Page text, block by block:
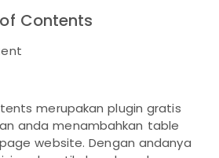
Contents
merupakan plugin gratis
anda menambahkan table
website. Dengan andanya